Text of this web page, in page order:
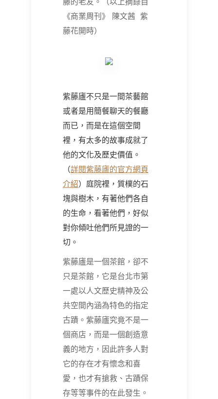
《商業周刊》
陳文茜 紫
藤花開時）
紫藤廬不只是一間茶藝館
或者是用簡餐聊天的餐廳
而已，而是在這個空間
裡，有太多的故事成就了
他的文化及歷史價值。
（詳閱紫藤廬的官方網頁
介紹）庭院裡，質樸的石
塊與樹木，有著他們各自
的生命，看著他們，好似
對你傾吐他們所見證的一
切。
紫藤廬是一個茶館，卻不
只是茶館，它是台北市第
一處以人文歷史精神及公
共空間內涵為特色的指定
古蹟。紫藤廬究竟不是一
個商店，而是一個創造意
義的地方，因此許多人對
它的存在才有懷念和喜
愛，也才有搶救、古蹟保
存等等事件的在此發生。